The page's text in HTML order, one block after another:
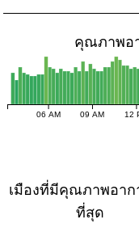
คุณภาพอ
06 AM 09 AM 12
เมืองที่มีคุณภาพอาก
ที่สุด